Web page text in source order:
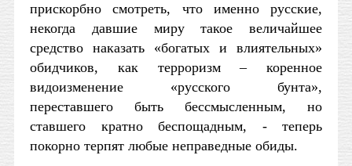
прискорбно смотреть, что именно русские,
некогда давшие миру такое величайшее
средство наказать «богатых и влиятельных»
обидчиков, как терроризм – коренное
видоизменение «русского бунта»,
переставшего быть бессмысленным, но
ставшего кратно беспощадным, - теперь
покорно терпят любые неправедные обиды.